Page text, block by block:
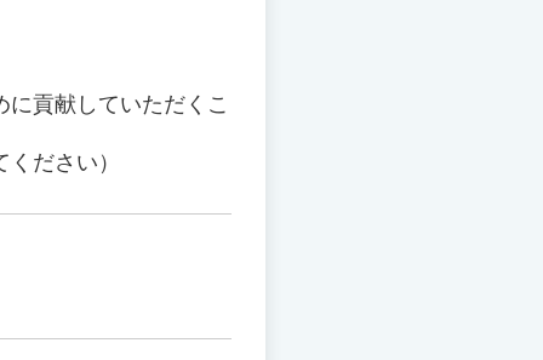
貢献していただくこ
ださい）